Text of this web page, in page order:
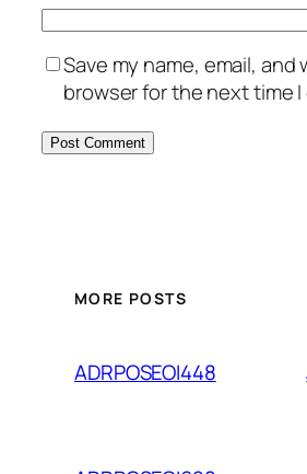
Save my name, email,
browser for the next time
MORE POSTS
ADRPOSEOI448